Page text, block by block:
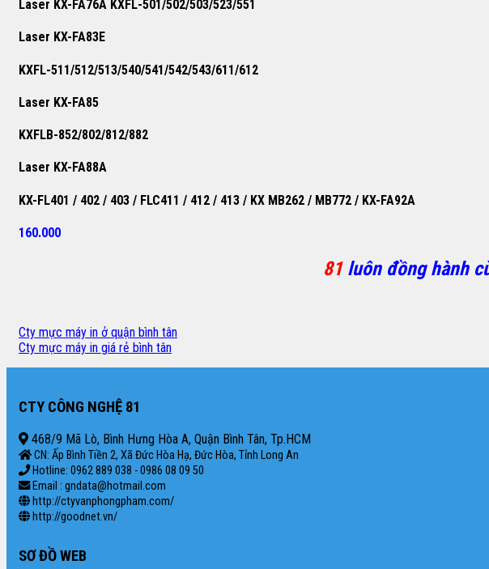
Laser KX-FA76A KXFL-501/502/503/523/551
Laser KX-FA83E
KXFL-511/512/513/540/541/542/543/611/612
Laser KX-FA85
KXFLB-852/802/812/882
Laser KX-FA88A
KX-FL401 / 402 / 403 / FLC411 / 412 / 413 / KX MB262 / MB772 / KX-FA92A
160.000
81luôn đồng hành
Cty mực máy in ở quận bình tân
Cty mực máy in giá rẻ bình tân
CTY CÔNG NGHỆ 81
468/9 Mã Lò, Bình Hưng Hòa A, Quận Bình Tân, Tp.HCM
CN: Ấp Bình Tiền 2, Xã Đức Hòa Hạ, Đức Hòa, Tỉnh Long An
Hotline: 0962 889 038 - 0986 08 09 50
Email : gndata@hotmail.com
http://ctyvanphongpham.com/
http://goodnet.vn/
SƠ ĐỒ WEB